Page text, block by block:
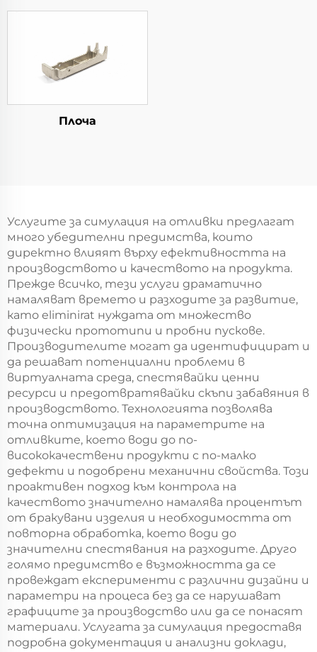
тип колодезен
Плоча
Услугите за симулация на отливки предлагат
много убедителни предимства, които
директно влияят върху ефективността на
производството и качеството на продукта.
Прежде всичко, тези услуги драматично
намаляват времето и разходите за развитие,
като eliminirat нуждата от множество
физически прототипи и пробни пускове.
Производителите могат да идентифицират и
да решават потенциални проблеми в
виртуалната среда, спестявайки ценни
ресурси и предотвратявайки скъпи забавяния в
производството. Технологията позволява
точна оптимизация на параметрите на
отливките, което води до по-
висококачествени продукти с по-малко
дефекти и подобрени механични свойства. Този
проактивен подход към контрола на
качеството значително намалява процентът
от бракувани изделия и необходимостта от
повторна обработка, което води до
значителни спестявания на разходите. Друго
голямо предимство е възможността да се
провеждат експерименти с различни дизайни и
параметри на процеса без да се нарушават
графиците за производство или да се понасят
материали. Услугата за симулация предоставя
подробна документация и анализни доклади,